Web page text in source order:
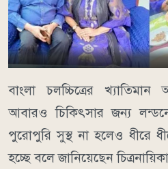
বাংলা চলচ্চিত্রের
আবারও চিকিৎসার জন্য
পুরোপুরি সুস্থ না হলেও ধীরে
হচ্ছে বলে জানিয়েছেন